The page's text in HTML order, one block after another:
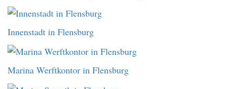
Innenstadt in Flensburg
Marina Werftkontor in Flensburg